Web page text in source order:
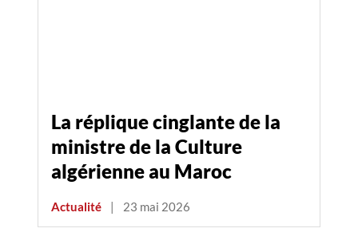
La réplique cinglante de la
ministre de la Culture
algérienne au Maroc
Actualité | 23 mai 2026